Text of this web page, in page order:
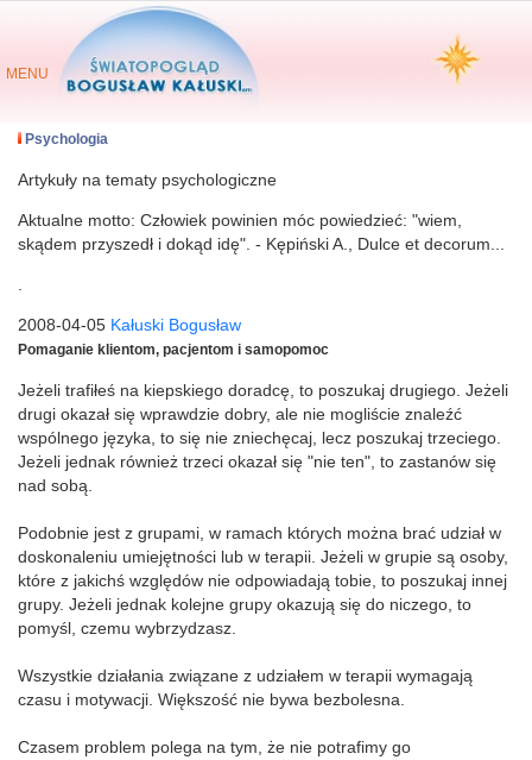
MENU
Psychologia
Artykuły na tematy psychologiczne
Aktualne motto: Człowiek powinien móc powiedzieć: "wiem,
skądem przyszedł i dokąd idę". - Kępiński A., Dulce et decorum...
2008-04-05 Kałuski Bogusław
Pomaganie klientom, pacjentom i samopomoc
Jeżeli trafiłeś na kiepskiego doradcę, to poszukaj drugiego. Jeżeli
drugi okazał się wprawdzie dobry, ale nie mogliście znaleźć
wspólnego języka, to się nie zniechęcaj, lecz poszukaj trzeciego.
Jeżeli jednak również trzeci okazał się "nie ten", to zastanów się
nad sobą.
Podobnie jest z grupami, w ramach których można brać udział w
doskonaleniu umiejętności lub w terapii. Jeżeli w grupie są osoby,
które z jakichś względów nie odpowiadają tobie, to poszukaj innej
grupy. Jeżeli jednak kolejne grupy okazują się do niczego, to
pomyśl, czemu wybrzydzasz.
Wszystkie działania związane z udziałem w terapii wymagają
czasu i motywacji. Większość nie bywa bezbolesna.
Czasem problem polega na tym, że nie potrafimy go